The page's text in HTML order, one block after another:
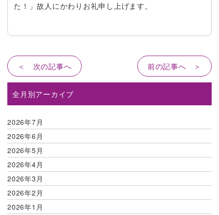
た！」故人にかわりお礼申し上げます。
＜ 次の記事へ 前の記事へ ＞
全月別アーカイブ
2026年7月
2026年6月
2026年5月
2026年4月
2026年3月
2026年2月
2026年1月